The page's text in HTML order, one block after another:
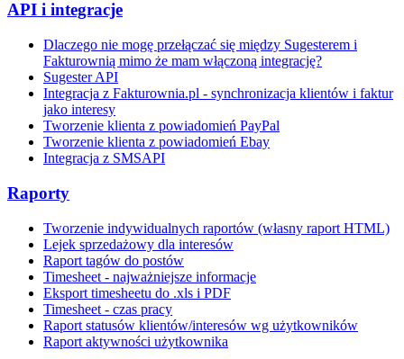
API i integracje
Dlaczego nie mogę przełączać się między Sugesterem i
Fakturownią mimo że mam włączoną integrację?
Sugester API
Integracja z Fakturownia.pl - synchronizacja klientów i faktur
jako interesy
Tworzenie klienta z powiadomień PayPal
Tworzenie klienta z powiadomień Ebay
Integracja z SMSAPI
Raporty
Tworzenie indywidualnych raportów (własny raport HTML)
Lejek sprzedażowy dla interesów
Raport tagów do postów
Timesheet - najważniejsze informacje
Eksport timesheetu do .xls i PDF
Timesheet - czas pracy
Raport statusów klientów/interesów wg użytkowników
Raport aktywności użytkownika